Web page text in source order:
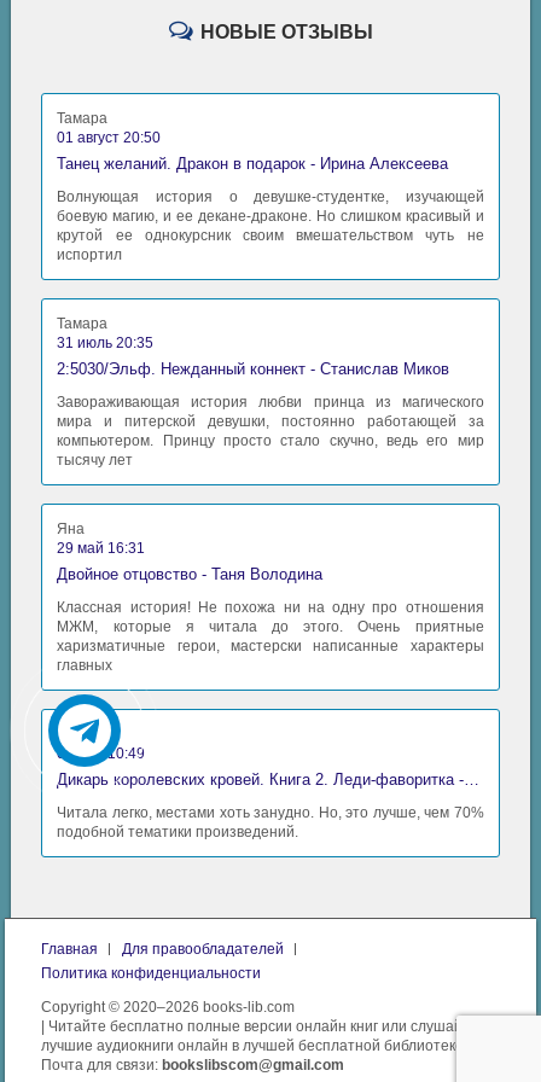
НОВЫЕ ОТЗЫВЫ
Тамара
01 август 20:50
Танец желаний. Дракон в подарок - Ирина Алексеева
Волнующая история о девушке-студентке, изучающей
боевую магию, и ее декане-драконе. Но слишком красивый и
крутой ее однокурсник своим вмешательством чуть не
испортил
Тамара
31 июль 20:35
2:5030/Эльф. Нежданный коннект - Станислав Миков
Завораживающая история любви принца из магического
мира и питерской девушки, постоянно работающей за
компьютером. Принцу просто стало скучно, ведь его мир
тысячу лет
Яна
29 май 16:31
Двойное отцовство - Таня Володина
Классная история! Не похожа ни на одну про отношения
МЖМ, которые я читала до этого. Очень приятные
харизматичные герои, мастерски написанные характеры
главных
Аида
06 май 10:49
Дикарь королевских кровей. Книга 2. Леди-фаворитка - Анна Сергеевна Гаврилова
Читала легко, местами хоть занудно. Но, это лучше, чем 70%
подобной тематики произведений.
Главная
Для правообладателей
Политика конфиденциальности
Copyright © 2020–2026 books-lib.com
| Читайте бесплатно полные версии онлайн книг или слушайте
лучшие аудиокниги онлайн в лучшей бесплатной библиотеке.
Почта для связи: bookslibscom@gmail.com